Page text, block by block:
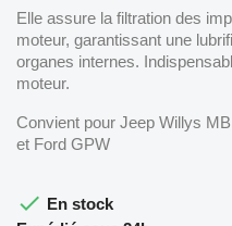
Elle assure la filtration des
moteur, garantissant une
organes internes.
moteur.
Convient pour Jeep Willys
et Ford GPW
 En stock